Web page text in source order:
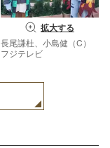
拡大する
長尾謙杜、小島健（C）
フジテレビ